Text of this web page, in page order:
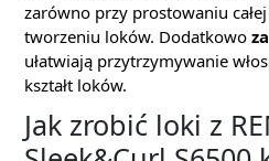
zarówno przy prostowaniu
tworzeniu loków. Dodatkowo
ułatwiają przytrzymywanie
kształt loków.
Jak zrobić loki z